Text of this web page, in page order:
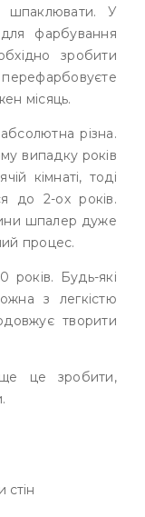
шпаклювати. У
фарбування
зробити
перефарбовуєте
місяць.
різна.
випадку років
кімнаті, тоді
до 2-ох років.
шпалер дуже
процес.
Будь-які
з легкістю
творити
це зробити,
стін